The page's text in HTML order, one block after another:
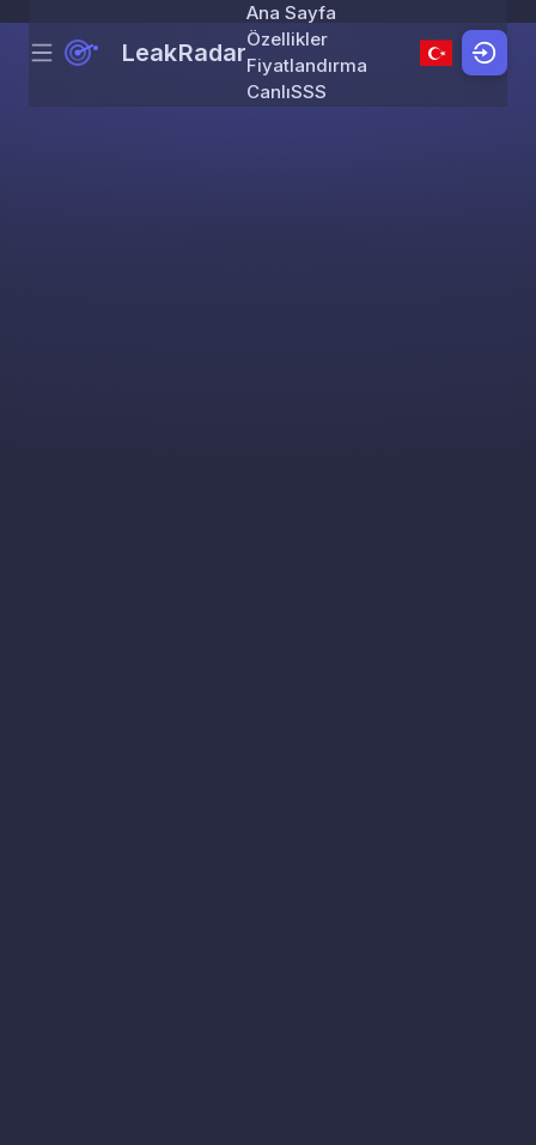
Skip to content
Menu LeakRadar
Ana Sayfa
Özellikler
Fiyatlandırma
CanlıSSS